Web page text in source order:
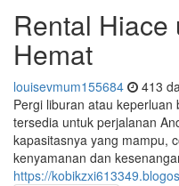
Rental Hiace
Hemat
louisevmum155684 413
Pergi liburan atau keperluan
tersedia untuk perjalanan
kapasitasnya yang mampu,
kenyamanan dan
https://